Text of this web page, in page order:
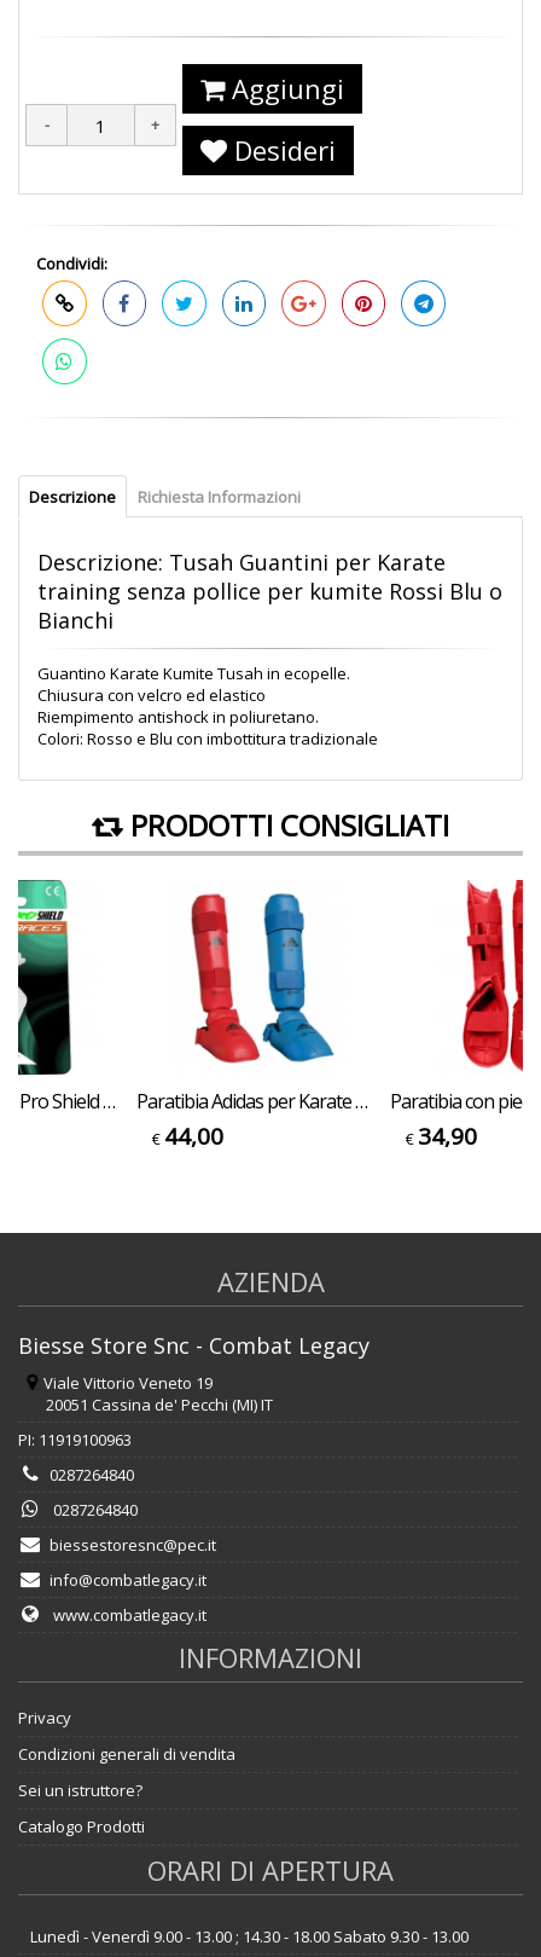
Aggiungi
Desideri
Condividi:
Descrizione Richiesta Informazioni
Descrizione: Tusah Guantini per Karate
training senza pollice per kumite Rossi Blu o
Bianchi
Guantino Karate Kumite Tusah in ecopelle.
Chiusura con velcro ed elastico
Riempimento antishock in poliuretano.
Colori: Rosso e Blu con imbottitura tradizionale
PRODOTTI CONSIGLIATI
Paradenti Tusah Pro Shield Braces per Apparecchio Paratibia Adidas per Karate Omologato WKF protezione per tibia adulto o bambino rosso o blu
€ 44,00 € 34,90
AZIENDA
Biesse Store Snc - Combat Legacy
Viale Vittorio Veneto 19
20051 Cassina de' Pecchi (MI) IT
PI: 11919100963
0287264840
0287264840
biessestoresnc@pec.it
info@combatlegacy.it
www.combatlegacy.it
INFORMAZIONI
Privacy
Condizioni generali di vendita
Sei un istruttore?
Catalogo Prodotti
ORARI DI APERTURA
Lunedì - Venerdì 9.00 - 13.00 ; 14.30 - 18.00 Sabato 9.30 - 13.00